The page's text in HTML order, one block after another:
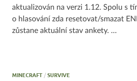
aktualizován na verzi 1.12. Spolu s
o hlasování zda resetovat/smazat
zůstane aktuální stav ankety. …
MINECRAFT /SURVIVE